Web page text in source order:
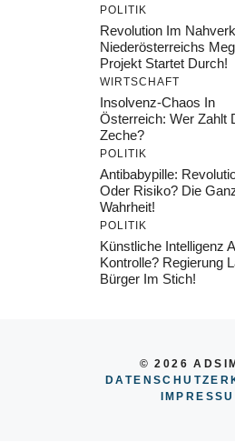
POLITIK
Revolution Im
Niederösterreichs
Projekt Startet Durch!
WIRTSCHAFT
Insolvenz-Chaos In
Österreich: Wer Zahlt
Zeche?
POLITIK
Antibabypille:
Oder Risiko? Die
Wahrheit!
POLITIK
Künstliche Intelligenz
Kontrolle? Regierung
Bürger Im Stich!
© 2026
IMPRESSU